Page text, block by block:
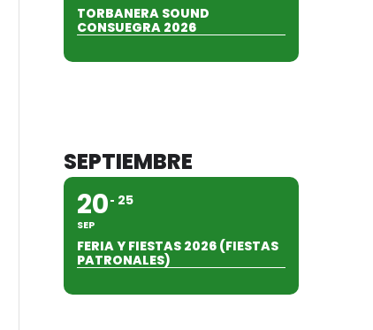
TORBANERA SOUND
CONSUEGRA 2026
SEPTIEMBRE
20
SEP
25
FERIA Y FIESTAS 2026 (FIESTAS
PATRONALES)